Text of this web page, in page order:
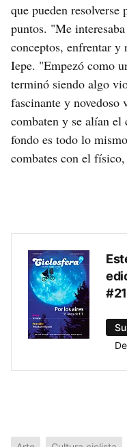
que pueden
puntos. "Me
conceptos, enfrentar y
Iepe. "Empezó como
terminó siendo algo
fascinante y novedoso
combaten y se alían el
fondo es todo lo
combates con el
#21